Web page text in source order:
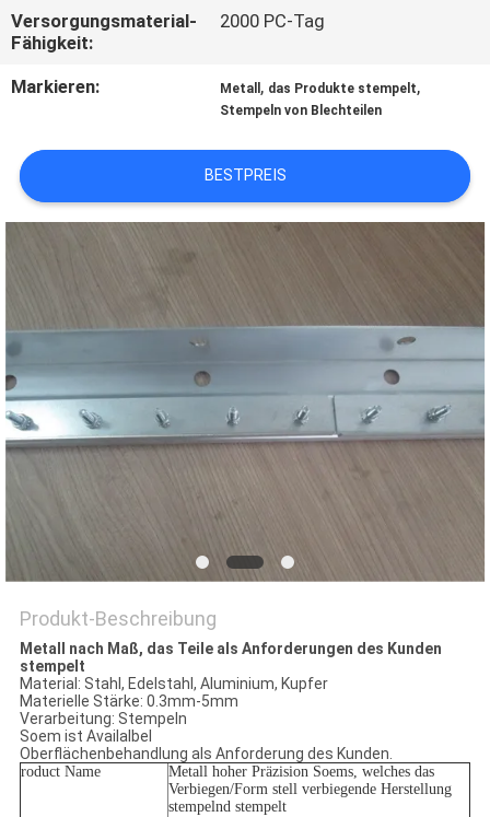
FÄLLE
SITEMAP
PRIVACY
POLICY
Versorgungsmaterial-
Fähigkeit:
2000 PC-Tag
Markieren: Metall , das Produkte stempelt,
Stempeln von Blechteilen
BESTPREIS
Produkt-Beschreibung
Metall nach Maß, das Teile als Anforderungen des Kunden
stempelt
Material: Stahl, Edelstahl, Aluminium, Kupfer
Materielle Stärke: 0.3mm-5mm
Verarbeitung: Stempeln
Soem ist Availalbel
Oberflächenbehandlung als Anforderung des Kunden.
roduct Name
Metall hoher Präzision Soems, welches das
Verbiegen/Form stell verbiegende Herstellung
stempelnd stempelt